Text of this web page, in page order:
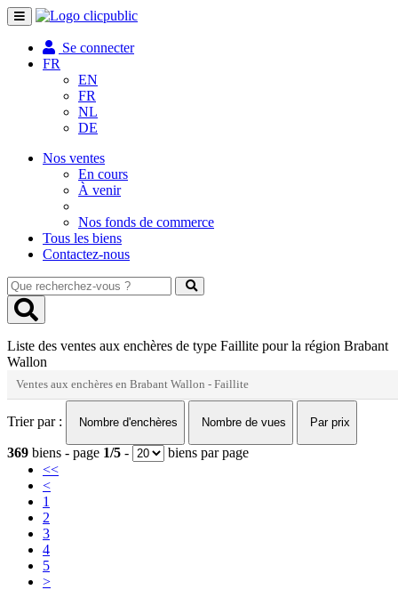
Toggle
navigation
Se connecter
FR
EN
FR
NL
DE
Nos ventes
En cours
À venir
Nos fonds de commerce
Tous les biens
Contactez-nous
Que
recherchez-
vous
Liste des ventes aux enchères de type Faillite pour la région Brabant
Wallon
Ventes aux enchères en Brabant Wallon - Faillite
Trier par : Nombre d'enchères Nombre de vues Par prix
369 biens - page 1/5 -
biens par page
<<
<
1
2
3
4
5
>